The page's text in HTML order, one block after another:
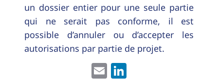
un dossier entier pour une seule partie
qui ne serait pas conforme, il est
possible d’annuler ou d’accepter les
autorisations par partie de projet.
Email